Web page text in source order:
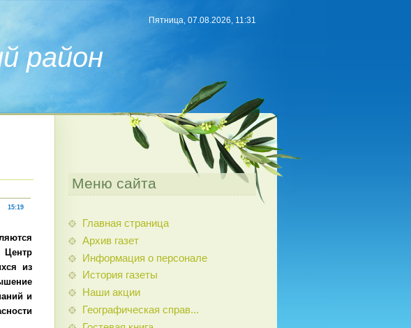
район
Пятница, 07.08.2026, 11:31
15:19
Центр
из
и
Меню сайта
Главная страница
Архив газет
Информация о персонале
История газеты
Наши акции
Географическая справ...